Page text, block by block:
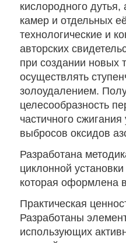
кислородного
камер и отдельных
технологические и
авторских
при создании новых
осуществлять
золоудалением.
целесообразность
частичного
выбросов оксидов
Разработана
циклонной
которая оформлена
Практическая
Разработаны
использующих